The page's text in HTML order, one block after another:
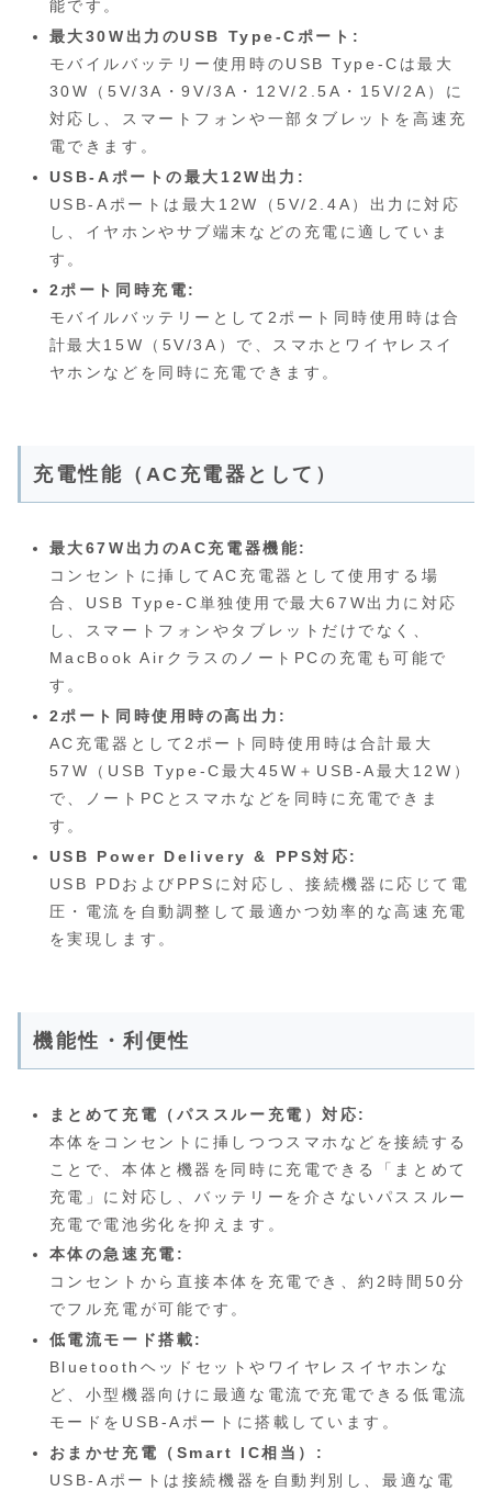
能です。
最大30W出力のUSB Type-Cポート:
モバイルバッテリー使用時のUSB Type-Cは最大
30W（5V/3A・9V/3A・12V/2.5A・15V/2A）に
対応し、スマートフォンや一部タブレットを高速充
電できます。
USB-Aポートの最大12W出力:
USB-Aポートは最大12W（5V/2.4A）出力に対応
し、イヤホンやサブ端末などの充電に適していま
す。
2ポート同時充電:
モバイルバッテリーとして2ポート同時使用時は合
計最大15W（5V/3A）で、スマホとワイヤレスイ
ヤホンなどを同時に充電できます。
充電性能（AC充電器として）
最大67W出力のAC充電器機能:
コンセントに挿してAC充電器として使用する場
合、USB Type-C単独使用で最大67W出力に対応
し、スマートフォンやタブレットだけでなく、
MacBook AirクラスのノートPCの充電も可能で
す。
2ポート同時使用時の高出力:
AC充電器として2ポート同時使用時は合計最大
57W（USB Type-C最大45W＋USB-A最大12W）
で、ノートPCとスマホなどを同時に充電できま
す。
USB Power Delivery & PPS対応:
USB PDおよびPPSに対応し、接続機器に応じて電
圧・電流を自動調整して最適かつ効率的な高速充電
を実現します。
機能性・利便性
まとめて充電（パススルー充電）対応:
本体をコンセントに挿しつつスマホなどを接続する
ことで、本体と機器を同時に充電できる「まとめて
充電」に対応し、バッテリーを介さないパススルー
充電で電池劣化を抑えます。
本体の急速充電:
コンセントから直接本体を充電でき、約2時間50分
でフル充電が可能です。
低電流モード搭載:
Bluetoothヘッドセットやワイヤレスイヤホンな
ど、小型機器向けに最適な電流で充電できる低電流
モードをUSB-Aポートに搭載しています。
おまかせ充電（Smart IC相当）:
USB-Aポートは接続機器を自動判別し、最適な電